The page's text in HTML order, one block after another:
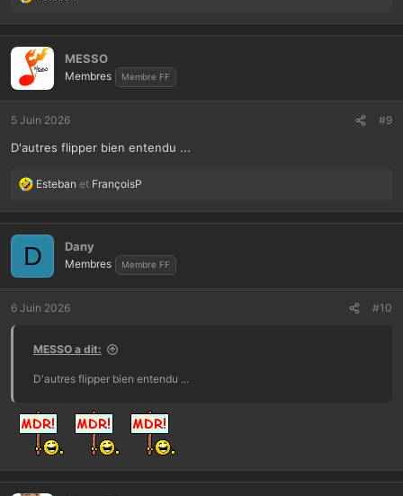
L
s
a
c
o
s
MESSO
Membres Membre FF
5 Juin 2026 #9
D'autres flipper bien entendu ...
L
s
r
c
Esteban et FrançoisP
D Dany
Membres Membre FF
6 Juin 2026 #10
MESSO a dit:
D'autres flipper bien entendu ...